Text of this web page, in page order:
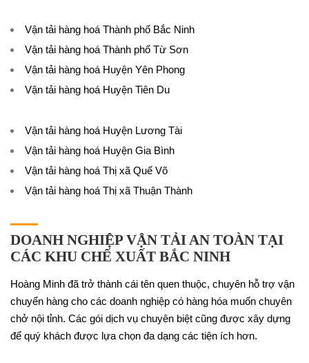
Vận tải hàng hoá Thành phố Bắc Ninh
Vận tải hàng hoá Thành phố Từ Sơn
Vận tải hàng hoá Huyện Yên Phong
Vận tải hàng hoá Huyện Tiên Du
Vận tải hàng hoá Huyện Lương Tài
Vận tải hàng hoá Huyện Gia Bình
Vận tải hàng hoá Thị xã Quế Võ
Vận tải hàng hoá Thị xã Thuận Thành
DOANH NGHIỆP VẬN TẢI AN TOÀN TẠI
CÁC KHU CHẾ XUẤT BẮC NINH
Hoàng Minh đã trở thành cái tên quen thuộc, chuyên hỗ trợ vận
chuyển hàng cho các doanh nghiệp có hàng hóa muốn chuyên
chở nội tỉnh. Các gói dịch vụ chuyên biệt cũng được xây dựng
để quý khách được lựa chọn đa dạng các tiện ích hơn.